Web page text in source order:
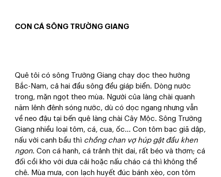
CON CÁ SÔNG TRƯỜNG GIANG
Quê tôi có sông Trường Giang chạy dọc theo hướng
Bắc-Nam, cả hai đầu sông đều giáp biển. Dòng nước
trong, mặn ngọt theo mùa. Người của làng chài quanh
năm lênh đênh sóng nước, dù có dọc ngang nhưng vẫn
về neo đậu tại bến quê làng chài Cây Mộc. Sông Trường
Giang nhiều loại tôm, cá, cua, ốc... Con tôm bạc giã dập,
nấu với canh bầu thì chồng chan vợ húp gật đầu khen
ngon. Con cá hanh, cá trảnh thịt dai, rất béo và thơm; cá
đối cồi kho với dưa cải hoặc nấu cháo cá thì không thể
chê. Mùa mưa, con lạch huyết đúc bánh xèo, con tôm